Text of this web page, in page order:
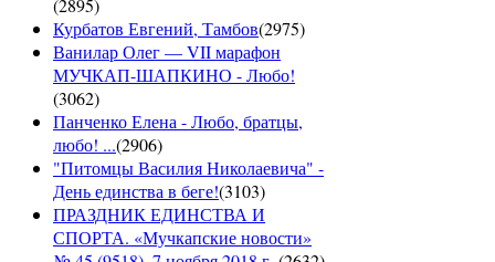
(2895)
Курбатов Евгений, Тамбов(2975)
Ванилар Олег — VII марафон
МУЧКАП-ШАПКИНО - Любо!
(3062)
Панченко Елена - Любо, братцы,
любо! ...(2906)
"Питомцы Василия Николаевича" -
День единства в беге!(3103)
ПРАЗДНИК ЕДИНСТВА И
СПОРТА. «Мучкапские новости»